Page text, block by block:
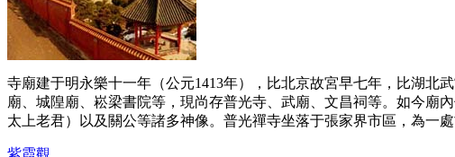
寺廟建于明永樂十一年（公元1413年），比北京故宮早七年，比湖北
廟、城隍廟、崧梁書院等，現尚存普光寺、武廟、文昌祠等。如今廟
太上老君）以及關公等諸多神像。普光禪寺坐落于張家界市區，為一
紫霞觀